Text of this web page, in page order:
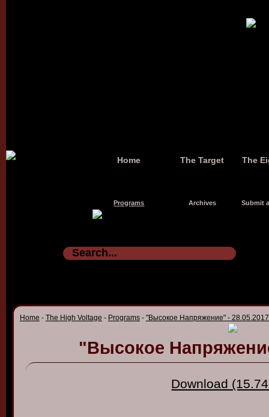
Home The Target The
Programs Archives Submit
Home - The High Voltage - Programs - "Высокое Напряжение" - 28.05.2017
"Высокое
Download